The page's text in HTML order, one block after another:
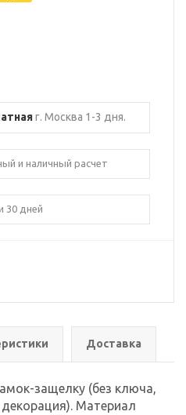
г. Москва 1-3 дня.
и наличный расчет
30 дней
Доставка
защелку (без ключа,
Материал